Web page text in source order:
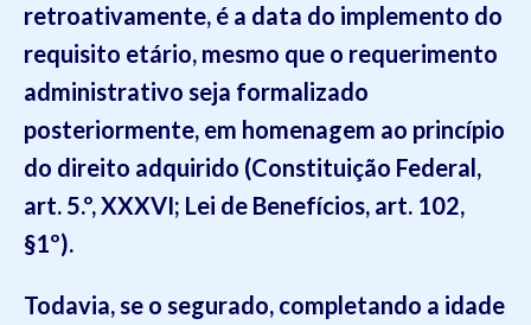
retroativamente, é a data do implemento do
requisito etário, mesmo que o requerimento
administrativo seja formalizado
posteriormente, em homenagem ao princípio
do direito adquirido (Constituição Federal,
art. 5.º, XXXVI; Lei de Benefícios, art. 102,
§1º).
Todavia, se o segurado, completando a idade